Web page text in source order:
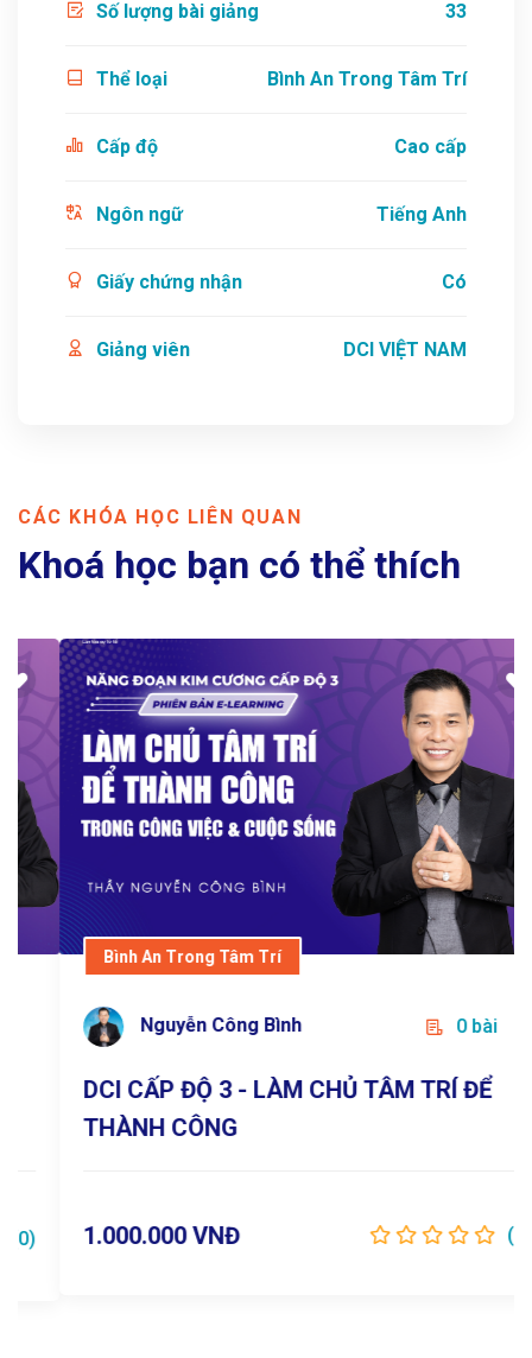
Số lượng bài giảng 33
Thể loại Bình An Trong Tâm Trí
Cấp độ Cao cấp
Ngôn ngữ Tiếng Anh
Giấy chứng nhận Có
Giảng viên DCI VIỆT NAM
CÁC KHÓA HỌC LIÊN QUAN
Khoá học bạn có thể thích
Bình An Trong Tâm Trí
Nguyễn Công Bình 0 bài
DCI CẤP ĐỘ 3 - LÀM CHỦ TÂM TRÍ ĐỂ
THÀNH CÔNG
1.000.000 VNĐ (0)
Bình An Trong Tâm Trí
DCI CẤP ĐỘ 3 - LÀM CHỦ TÂM TRÍ ĐỂ
THÀNH CÔNG
1.000.000 VNĐ
Nguyễn Công Bình 0 bài
Chi tiết